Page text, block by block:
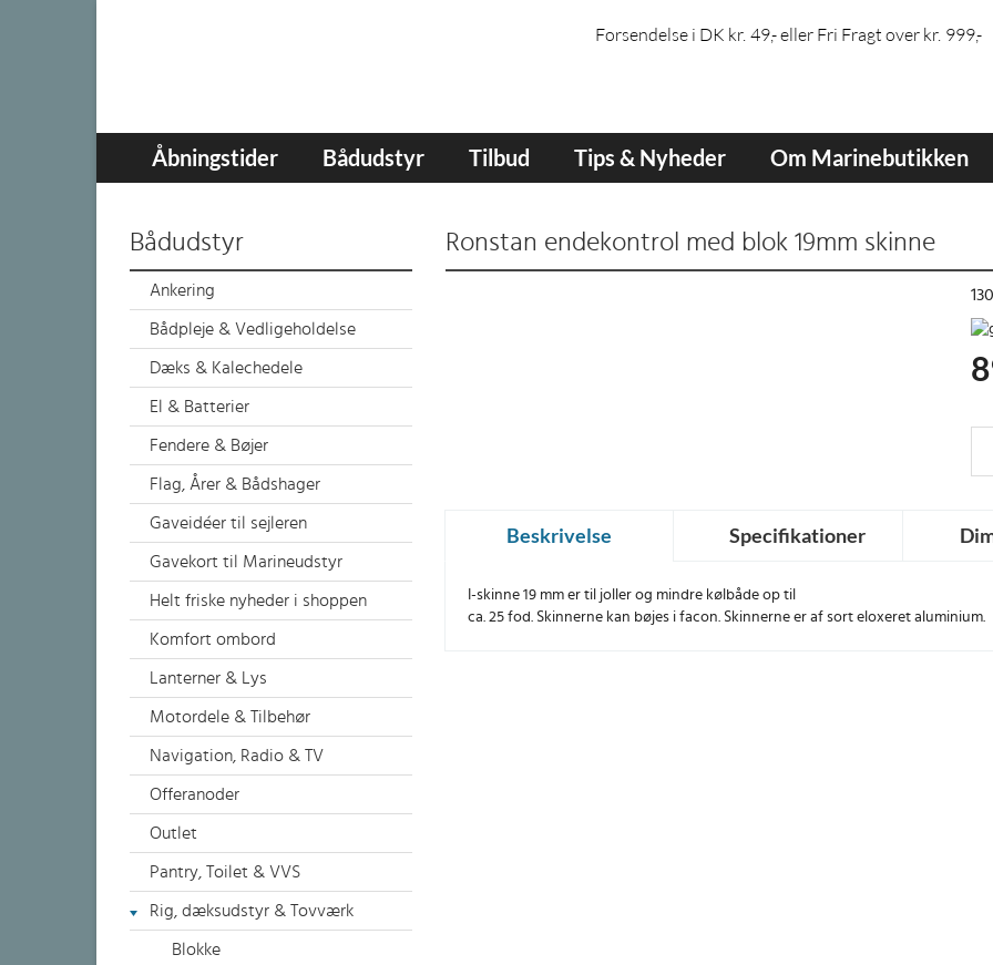
Forsendelse i DK kr. 49,- eller Fri Fragt over kr. 999,-
Åbningstider Bådudstyr Tilbud Tips & Nyheder Om Marinebutikken
Bådudstyr
Ankering
Bådpleje & Vedligeholdelse
Dæks & Kalechedele
El & Batterier
Fendere & Bøjer
Flag, Årer & Bådshager
Gaveidéer til sejleren
Gavekort til Marineudstyr
Helt friske nyheder i shoppen
Komfort ombord
Lanterner & Lys
Motordele & Tilbehør
Navigation, Radio & TV
Offeranoder
Outlet
Pantry, Toilet & VVS
Rig, dæksudstyr & Tovværk
Blokke
Ronstan endekontrol med blok 19mm skinne
Beskrivelse Specifikationer
I-skinne 19 mm er til joller og mindre kølbåde op til
ca. 25 fod. Skinnerne kan bøjes i facon. Skinnerne er af sort eloxeret aluminium.